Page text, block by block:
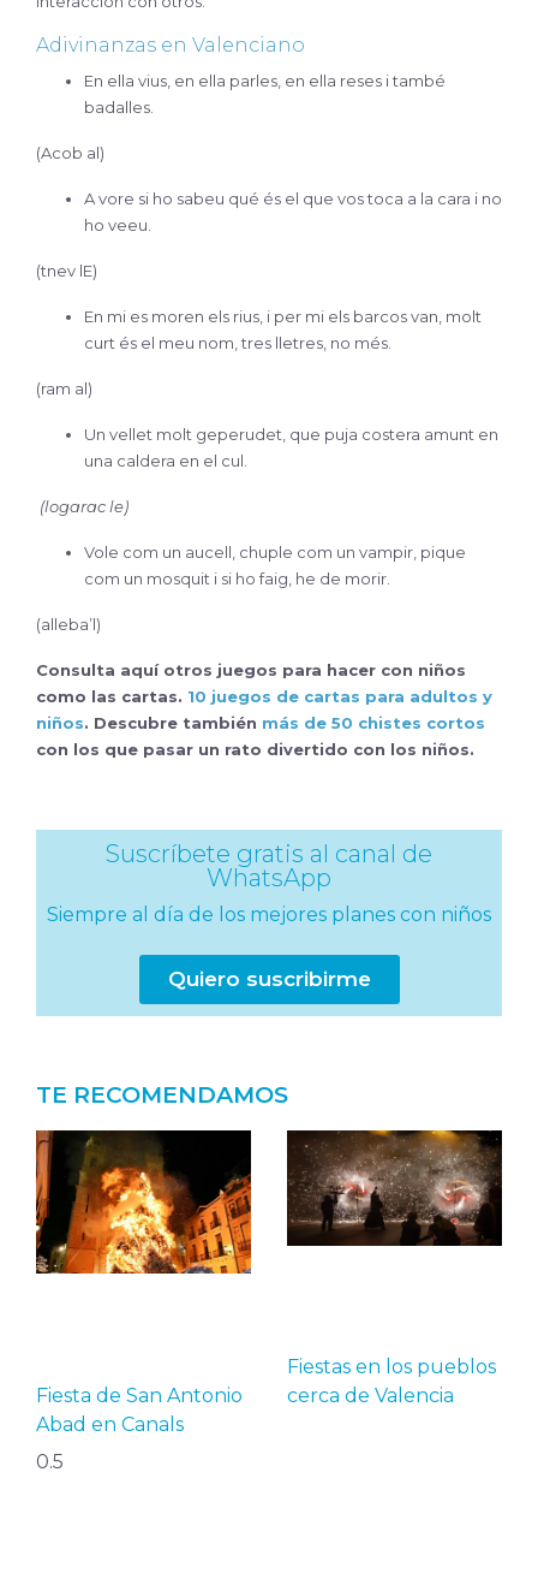
Adivinanzas en Valenciano
En ella vius, en ella parles, en ella reses i també
badalles.
(Acob al)
A vore si ho sabeu qué és el que vos toca a la cara i no
ho veeu.
(tnev lE)
En mi es moren els rius, i per mi els barcos van, molt
curt és el meu nom, tres lletres, no més.
(ram al)
Un vellet molt geperudet, que puja costera amunt en
una caldera en el cul.
(logarac le)
Vole com un aucell, chuple com un vampir, pique
com un mosquit i si ho faig, he de morir.
(alleba’l)
Consulta aquí otros juegos para hacer con niños
como las cartas. 10 juegos de cartas para adultos y
niños. Descubre también más de 50 chistes cortos
con los que pasar un rato divertido con los niños.
Suscríbete gratis al canal de
WhatsApp
Siempre al día de los mejores planes con niños
Quiero suscribirme
TE RECOMENDAMOS
Fiesta de San Antonio
Abad en Canals
Fiestas en los pueblos
cerca de Valencia